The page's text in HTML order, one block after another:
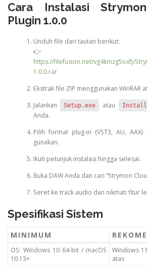
Cara Instalasi
Plugin 1.0.0
Unduh file dari tautan berikut:
👉
https://filefusion.net/vg4kmzg5oxfj/
1.0.0.rar
Ekstrak file ZIP menggunakan WinRAR
Jalankan
Setup.exe atau
Anda.
Pilih format plug-in (VST3, AU,
gunakan.
Ikuti petunjuk instalasi hingga selesai.
Buka DAW Anda dan cari “Strymon
Seret ke track audio dan nikmati fitur
Spesifikasi Sistem
MINIMUM
OS: Windows 10 64-bit / macOS
10.13+
Windows
atas